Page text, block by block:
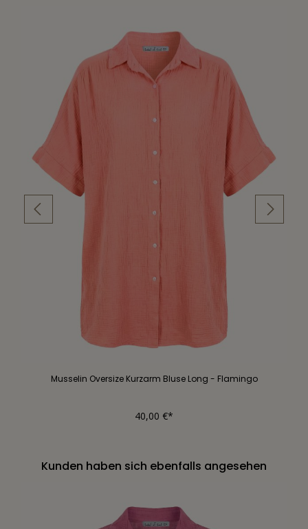
Musselin Oversize Kurzarm Bluse Long - Flamingo
40,00 €*
Kunden haben sich ebenfalls angesehen